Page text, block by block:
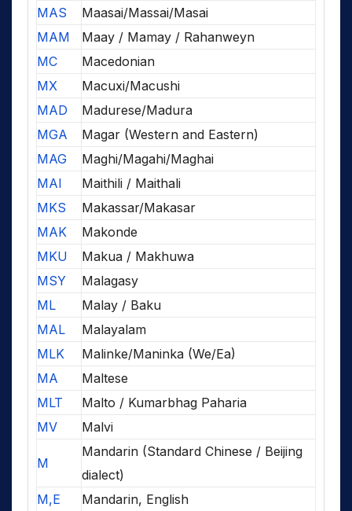
MAS
Maasai/Massai/Masai
MAM
Maay / Mamay / Rahanweyn
MC
Macedonian
MX
Macuxi/Macushi
MAD
Madurese/Madura
MGA
Magar (Western and Eastern)
MAG
Maghi/Magahi/Maghai
MAI
Maithili / Maithali
MKS
Makassar/Makasar
MAK
Makonde
MKU
Makua / Makhuwa
MSY
Malagasy
ML
Malay / Baku
MAL
Malayalam
MLK
Malinke/Maninka (We/Ea)
MA
Maltese
MLT
Malto / Kumarbhag Paharia
MV
Malvi
M
Mandarin (Standard Chinese / Beijing
dialect)
M,E
Mandarin, English